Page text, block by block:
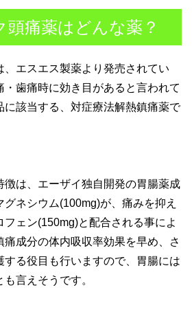
頭痛薬はどんな薬？
、エスエス製薬より発売されてい
・歯痛時に効き目があると言われて
に該当する、対症療法解熱鎮痛薬で
徴は、エーザイ独自開発の胃腸薬成
ネシウム(100mg)が、痛みを抑え
フェン(150mg)と配合される事によ
痛成分の体内吸収率効果を早め、さ
する役目も行いますので、胃腸には
言えそうです。